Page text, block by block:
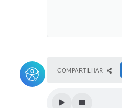
COMPARTILHAR